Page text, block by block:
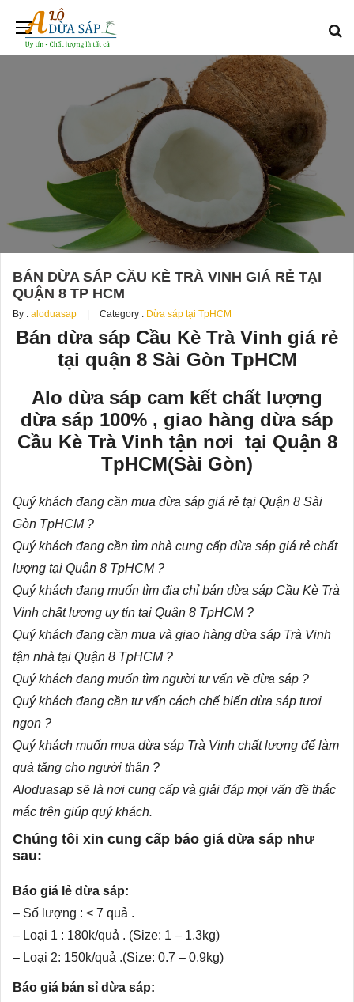
BÁN DỪA SÁP CẦU KÈ TRÀ VINH GIÁ RẺ TẠI
QUẬN 8 TP HCM
By : aloduasap Category : Dừa sáp tại TpHCM
Bán dừa sáp Cầu Kè Trà Vinh giá rẻ
tại quận 8 Sài Gòn TpHCM
Alo dừa sáp cam kết chất lượng
dừa sáp 100% , giao hàng dừa sáp
Cầu Kè Trà Vinh tận nơi tại Quận 8
TpHCM(Sài Gòn)
Quý khách đang cần mua dừa sáp giá rẻ tại Quận 8 Sài
Gòn TpHCM ?
Quý khách đang cần tìm nhà cung cấp dừa sáp giá rẻ chất
lượng tại Quận 8 TpHCM ?
Quý khách đang muốn tìm địa chỉ bán dừa sáp Cầu Kè Trà
Vinh chất lượng uy tín tại Quận 8 TpHCM ?
Quý khách đang cần mua và giao hàng dừa sáp Trà Vinh
tận nhà tại Quận 8 TpHCM ?
Quý khách đang muốn tìm người tư vấn về dừa sáp ?
Quý khách đang cần tư vấn cách chế biến dừa sáp tươi
ngon ?
Quý khách muốn mua dừa sáp Trà Vinh chất lượng để làm
quà tặng cho người thân ?
Aloduasap sẽ là nơi cung cấp và giải đáp mọi vấn đề thắc
mắc trên giúp quý khách.
Chúng tôi xin cung cấp báo giá dừa sáp như
sau:
Báo giá lẻ dừa sáp:
– Số lượng : < 7 quả .
– Loại 1 : 180k/quả . (Size: 1 – 1.3kg)
– Loại 2: 150k/quả .(Size: 0.7 – 0.9kg)
Báo giá bán sỉ dừa sáp: